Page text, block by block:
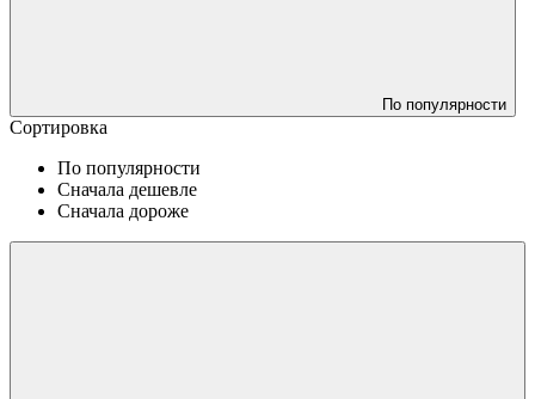
По популярности
Сортировка
По популярности
Сначала дешевле
Сначала дороже